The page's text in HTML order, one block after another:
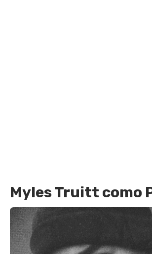
Myles Truitt como